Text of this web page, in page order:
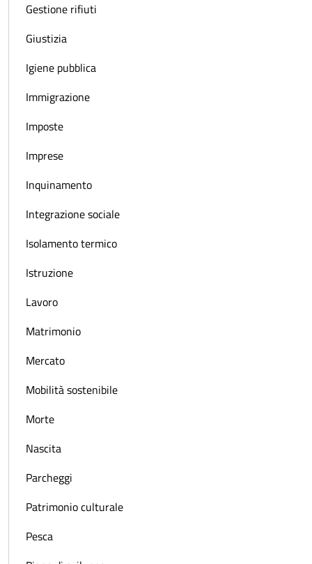
Gestione rifiuti
Giustizia
Igiene pubblica
Immigrazione
Imposte
Imprese
Inquinamento
Integrazione sociale
Isolamento termico
Istruzione
Lavoro
Matrimonio
Mercato
Mobilità sostenibile
Morte
Nascita
Parcheggi
Patrimonio culturale
Pesca